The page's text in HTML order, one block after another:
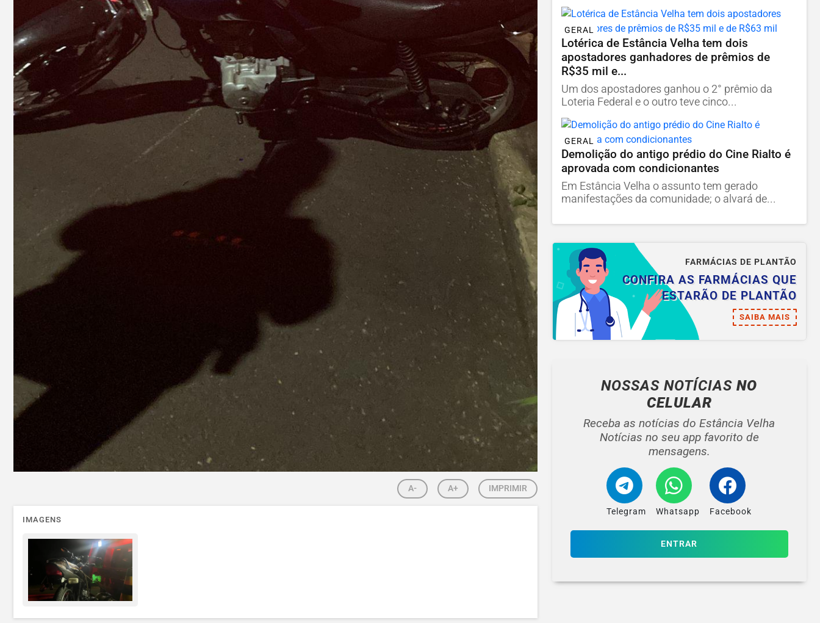
A- A+ IMPRIMIR
IMAGENS
GERAL
Lotérica de Estância Velha tem dois
apostadores ganhadores de prêmios de
R$35 mil e...
Um dos apostadores ganhou o 2° prêmio da
Loteria Federal e o outro teve cinco...
GERAL
Demolição do antigo prédio do Cine Rialto é
aprovada com condicionantes
Em Estância Velha o assunto tem gerado
manifestações da comunidade; o alvará de...
FARMÁCIAS DE PLANTÃO
CONFIRA AS FARMÁCIAS QUE
ESTARÃO DE PLANTÃO
SAIBA MAIS
NOSSAS NOTÍCIASNO
CELULAR
Receba as notícias do Estância Velha
Notícias no seu app favorito de
mensagens.
Telegram Whatsapp Facebook
ENTRAR